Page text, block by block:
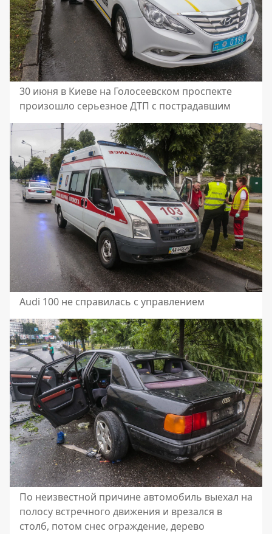
30 июня в Киеве на Голосеевском проспекте
произошло серьезное ДТП с пострадавшим
Audi 100 не справилась с управлением
По неизвестной причине автомобиль выехал на
полосу встречного движения и врезался в
столб, потом снес ограждение, дерево